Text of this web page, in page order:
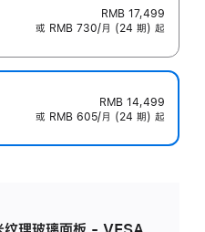
RMB 17,499
或 RMB 730/月 (24 期) 起
RMB 14,499
或 RMB 605/月 (24 期) 起
理玻璃面板 - VESA